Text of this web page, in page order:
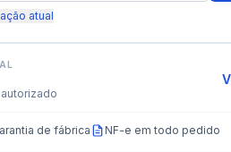
atual
de fábrica NF-e em todo pedido